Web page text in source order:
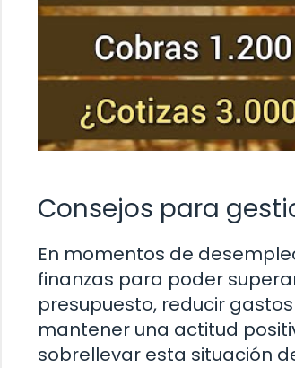
Consejos para
En momentos de
finanzas para poder
presupuesto, reducir
mantener una actitud
sobrellevar esta situación